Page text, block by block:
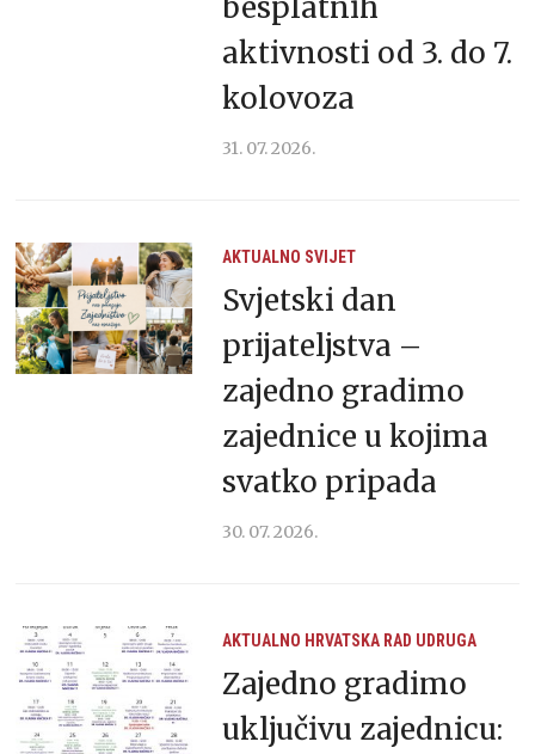
aktivnosti od 3. do 7.
kolovoza
31. 07. 2026.
AKTUALNO SVIJET
Svjetski dan
prijateljstva –
zajedno gradimo
zajednice u kojima
svatko pripada
30. 07. 2026.
AKTUALNO HRVATSKA RAD UDRUGA
Zajedno gradimo
uključivu zajednicu: